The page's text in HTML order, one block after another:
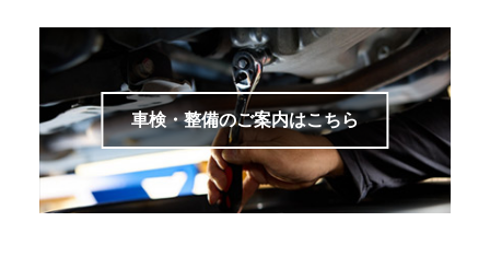
車検・整備のご案内はこちら